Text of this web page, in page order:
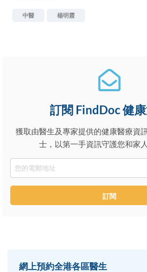
中醫 楊明霞
訂閱 FindDoc 健
獲取由醫生及專家提供的健康醫療資
士，以第一手資訊守護您和家人
Email
訂閱
網上預約全港各區醫生